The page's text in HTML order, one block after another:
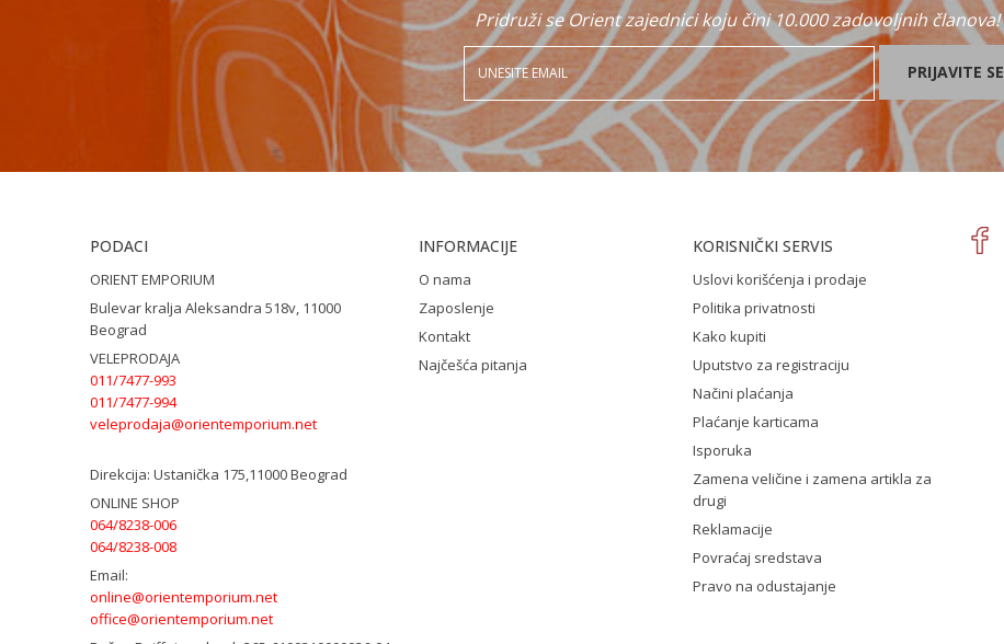
Pridruži se Orient zajednici koju čini 10.000 zadovoljnih članova!
PRIJAVITE SE
PODACI
ORIENT EMPORIUM
Bulevar kralja Aleksandra 518v, 11000
Beograd
VELEPRODAJA
011/7477-993
011/7477-994
veleprodaja@orientemporium.net
Direkcija: Ustanička 175,11000 Beograd
ONLINE SHOP
064/8238-006
064/8238-008
Email:
online@orientemporium.net
office@orientemporium.net
INFORMACIJE
O nama
Zaposlenje
Kontakt
Najčešća pitanja
KORISNIČKI SERVIS
Uslovi korišćenja i prodaje
Politika privatnosti
Kako kupiti
Uputstvo za registraciju
Načini plaćanja
Plaćanje karticama
Isporuka
Zamena veličine i zamena artikla za
drugi
Reklamacije
Povraćaj sredstava
Pravo na odustajanje